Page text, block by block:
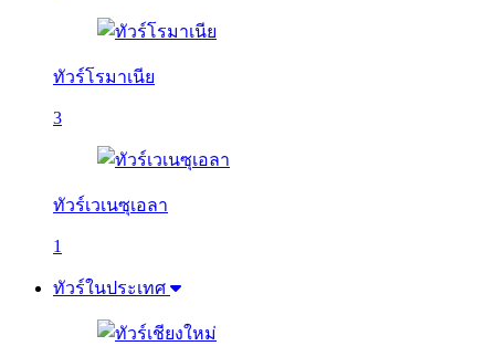
ทัวร์โรมาเนีย
3
ทัวร์เวเนซุเอลา
1
ทัวร์ในประเทศ